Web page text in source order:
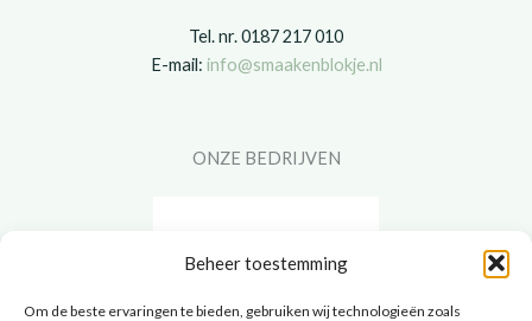
Beheer toestemming
Om de beste ervaringen te bieden, gebruiken wij technologieën zoals
Tel. nr. 0187 217 010
E-mail: info@smaakenblokje.nl
ONZE BEDRIJVEN